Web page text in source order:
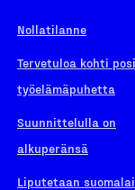
Nollatilanne
Tervetuloa kohti
työelämäpuhetta
Suunnittelulla on
alkuperänsä
Liputetaan